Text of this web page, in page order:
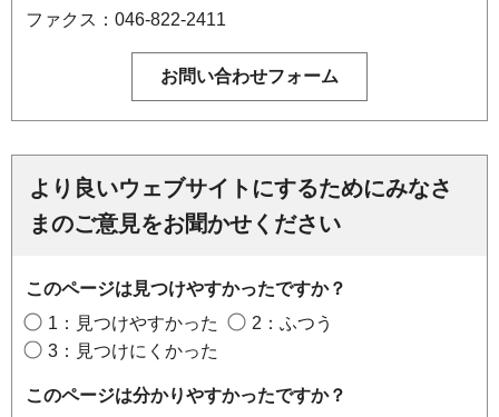
ファクス：046-822-2411
より良いウェブサイトにするためにみなさ
まのご意見をお聞かせください
このページは見つけやすかったですか？
1：見つけやすかった
2：ふつう
3：見つけにくかった
このページは分かりやすかったですか？